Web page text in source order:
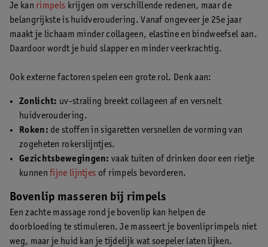
Je kan rimpels krijgen om verschillende redenen, maar de
belangrijkste is huidveroudering. Vanaf ongeveer je 25e jaar
maakt je lichaam minder collageen, elastine en bindweefsel aan.
Daardoor wordt je huid slapper en minder veerkrachtig.
Ook externe factoren spelen een grote rol. Denk aan:
Zonlicht: uv-straling breekt collageen af en versnelt
huidveroudering.
Roken: de stoffen in sigaretten versnellen de vorming van
zogeheten rokerslijntjes.
Gezichtsbewegingen: vaak tuiten of drinken door een rietje
kunnenfijne lijntjes of rimpels bevorderen.
Bovenlip masseren bij rimpels
Een zachte massage rond je bovenlip kan helpen de
doorbloeding te stimuleren. Je masseert je bovenliprimpels niet
weg, maar je huid kan je tijdelijk wat soepeler laten lijken.